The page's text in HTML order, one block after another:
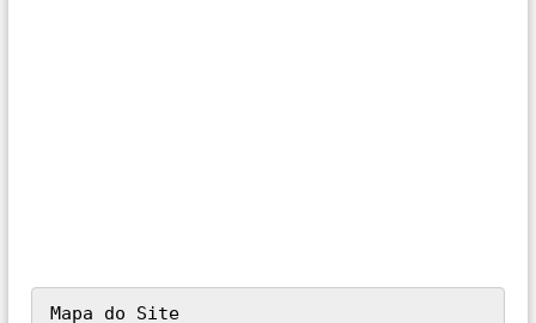
Mapa do Site